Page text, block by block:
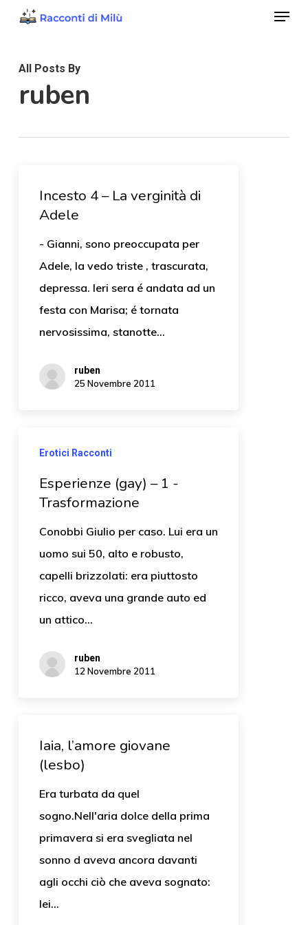
content
Menu
All Posts By
ruben
Incesto 4 – La verginità di
Adele
- Gianni, sono preoccupata per
Adele, la vedo triste , trascurata,
depressa. Ieri sera é andata ad un
festa con Marisa; é tornata
nervosissima, stanotte…
ruben
25 Novembre 2011
Erotici Racconti
Esperienze (gay) – 1 -
Trasformazione
Conobbi Giulio per caso. Lui era un
uomo sui 50, alto e robusto,
capelli brizzolati: era piuttosto
ricco, aveva una grande auto ed
un attico…
ruben
12 Novembre 2011
Iaia, l’amore giovane
(lesbo)
Era turbata da quel
sogno.Nell'aria dolce della prima
primavera si era svegliata nel
sonno d aveva ancora davanti
agli occhi ciò che aveva sognato:
lei…